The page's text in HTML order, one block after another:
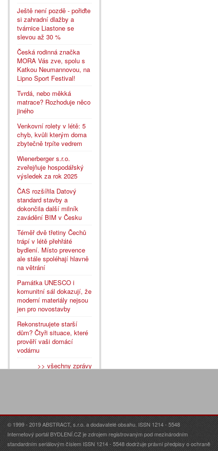
Ještě není pozdě - pořiďte
si zahradní dlažby a
tvárnice Liastone se
slevou až 30 %
Česká rodinná značka
MORA Vás zve, spolu s
Katkou Neumannovou, na
Lipno Sport Festival!
Tvrdá, nebo měkká
matrace? Rozhoduje něco
jiného
Venkovní rolety v létě: 5
chyb, kvůli kterým doma
zbytečně trpíte vedrem
Wienerberger s.r.o.
zveřejňuje hospodářský
výsledek za rok 2025
ČAS rozšířila Datový
standard stavby a
dokončila další milník
zavádění BIM v Česku
Téměř dvě třetiny Čechů
trápí v létě přehřáté
bydlení. Místo prevence
ale stále spoléhají hlavně
na větrání
Památka UNESCO i
komunitní sál dokazují, že
moderní materiály nejsou
jen pro novostavby
Rekonstruujete starší
dům? Čtyři situace, které
prověří vaši domácí
vodárnu
>> všechny zprávy
© 1999 - 2019 ABSTRACT, s.r.o. a dodavatelé obsahu. ISSN 1214 - 5548
Internetový portál BYDLENÍ.CZ je zdrojem registrovaným pod mezinárodním
standardním seriálovým číslem ISSN 1214 - 5548 dodržuje právní předpisy o ochraně